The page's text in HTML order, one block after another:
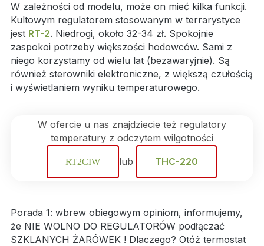
W zależności od modelu, może on mieć kilka funkcji.
Kultowym regulatorem stosowanym w terrarystyce
jest RT-2. Niedrogi, około 32-34 zł. Spokojnie
zaspokoi potrzeby większości hodowców. Sami z
niego korzystamy od wielu lat (bezawaryjnie). Są
również sterowniki elektroniczne, z większą czułością
i wyświetlaniem wyniku temperaturowego.
W ofercie u nas znajdziecie też regulatory
temperatury z odczytem wilgotności
RT2CIW lub THC-220
Porada 1: wbrew obiegowym opiniom, informujemy,
że NIE WOLNO DO REGULATORÓW podłączać
SZKLANYCH ŻARÓWEK ! Dlaczego? Otóż termostat